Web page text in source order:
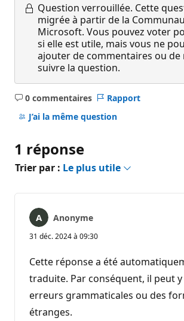
Question verrouillée. Cette
migrée à partir de la
Microsoft. Vous pouvez voter
si elle est utile, mais vous ne
ajouter de commentaires ou de
suivre la question.
0 commentaires
Aucun
commentaire
Rapport
J’ai la même question
1 réponse
Trier par : Le plus utile
Anonyme
31 déc. 2024 à 09:30
Cette réponse a été
traduite. Par conséquent, il peut
erreurs grammaticales ou des
étranges.